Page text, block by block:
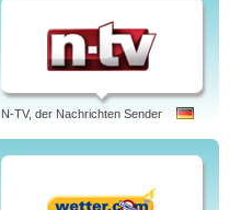
N-TV, der Nachrichten Sender